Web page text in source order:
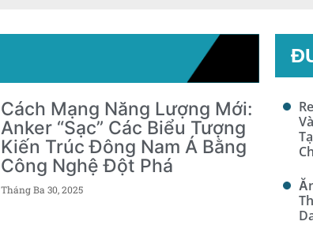
Cách Mạng Năng Lượng Mới:
Anker “Sạc” Các Biểu Tượng
Kiến Trúc Đông Nam Á Bằng
Công Nghệ Đột Phá
Tháng Ba 30, 2025